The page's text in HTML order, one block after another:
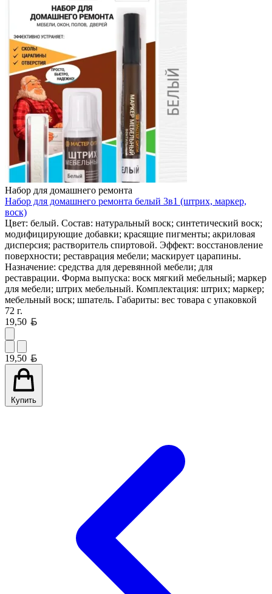
Набор для домашнего ремонта
Набор для домашнего ремонта белый 3в1 (штрих, маркер,
воск)
Цвет: белый. Состав: натуральный воск; синтетический воск;
модифицирующие добавки; красящие пигменты; акриловая
дисперсия; растворитель спиртовой. Эффект: восстановление
поверхности; реставрация мебели; маскирует царапины.
Назначение: средства для деревянной мебели; для
реставрации. Форма выпуска: воск мягкий мебельный; маркер
для мебели; штрих мебельный. Комплектация: штрих; маркер;
мебельный воск; шпатель. Габариты: вес товара с упаковкой
72 г.
19,50
19,50
Купить